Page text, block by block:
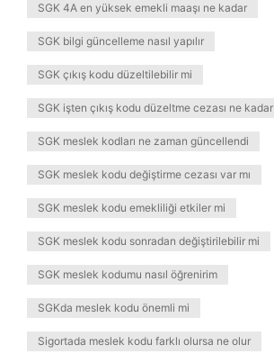
SGK 4A en yüksek emekli maaşı ne kadar
SGK bilgi güncelleme nasıl yapılır
SGK çıkış kodu düzeltilebilir mi
SGK işten çıkış kodu düzeltme cezası ne kadar
SGK meslek kodları ne zaman güncellendi
SGK meslek kodu değiştirme cezası var mı
SGK meslek kodu emekliliği etkiler mi
SGK meslek kodu sonradan değiştirilebilir mi
SGK meslek kodumu nasıl öğrenirim
SGKda meslek kodu önemli mi
Sigortada meslek kodu farklı olursa ne olur